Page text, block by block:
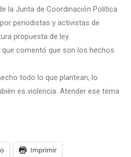
la Junta de Coordinación Política
periodistas y activistas de
propuesta de ley.
que comentó que son los hechos
todo lo que plantean, lo
es violencia. Atender ese tema
Imprimir